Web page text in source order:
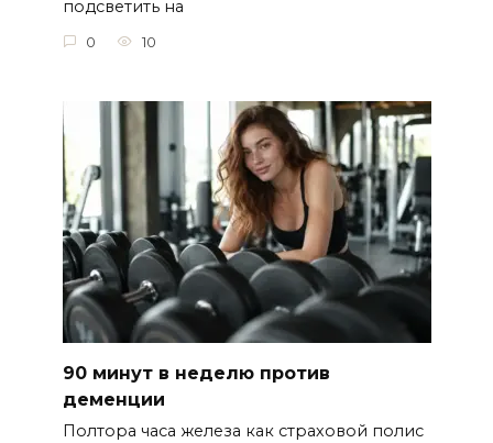
подсветить на
0 10
90 минут в неделю против
деменции
Полтора часа железа как страховой полис